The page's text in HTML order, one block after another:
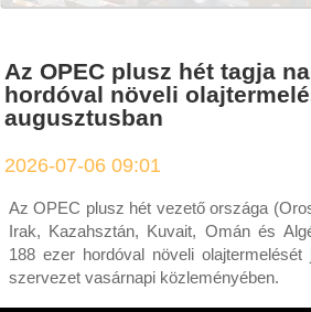
Az OPEC plusz hét tagja
hordóval növeli
augusztusban
2026-07-06 09:01
Az OPEC plusz hét vezető országa
Irak, Kazahsztán, Kuvait, Omán és
188 ezer hordóval növeli
szervezet vasárnapi közleményében.